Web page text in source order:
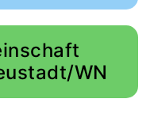
WN